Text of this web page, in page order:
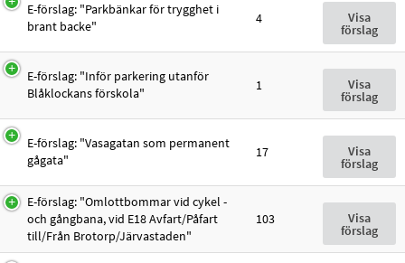
E-förslag: "Parkbänkar för trygghet i
brant backe"
4 Visa
förslag
E-förslag: "Inför parkering utanför
Blåklockans förskola"
1 Visa
förslag
E-förslag: "Vasagatan som permanent
gågata"
17 Visa
förslag
E-förslag: "Omlottbommar vid cykel -
och gångbana, vid E18 Avfart/Påfart
till/Från Brotorp/Järvastaden"
103 Visa
förslag